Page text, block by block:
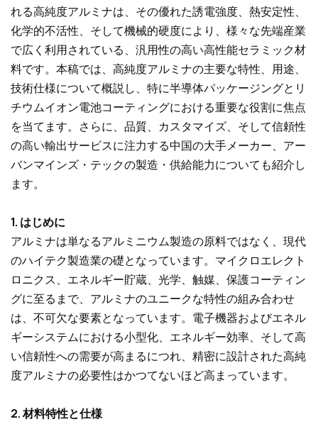
れる高純度アルミナは、その優れた誘電強度、熱安定性、
化学的不活性、そして機械的硬度により、様々な先端産業
で広く利用されている、汎用性の高い高性能セラミック材
料です。本稿では、高純度アルミナの主要な特性、用途、
技術仕様について概説し、特に半導体パッケージングとリ
チウムイオン電池コーティングにおける重要な役割に焦点
を当てます。さらに、品質、カスタマイズ、そして信頼性
の高い輸出サービスに注力する中国の大手メーカー、アー
バンマインズ・テックの製造・供給能力についても紹介し
ます。
1. はじめに
アルミナは単なるアルミニウム製造の原料ではなく、現代
のハイテク製造業の礎となっています。マイクロエレクト
ロニクス、エネルギー貯蔵、光学、触媒、保護コーティン
グに至るまで、アルミナのユニークな特性の組み合わせ
は、不可欠な要素となっています。電子機器およびエネル
ギーシステムにおける小型化、エネルギー効率、そして高
い信頼性への需要が高まるにつれ、精密に設計された高純
度アルミナの必要性はかつてないほど高まっています。
2. 材料特性と仕様